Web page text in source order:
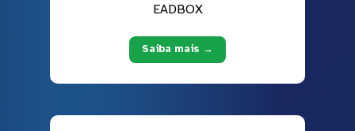
EADBOX
Saiba mais →